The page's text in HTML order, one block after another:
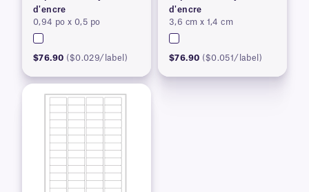
d'encre
0,94 po x 0,5 po
$76.90 ($0.029/label)
d'encre
3,6 cm x 1,4 cm
$76.90 ($0.051/label)